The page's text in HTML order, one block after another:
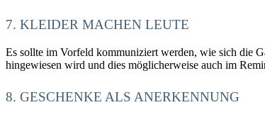
7. KLEIDER MACHEN LEUTE
Es sollte im Vorfeld kommuniziert werden, wie sich die
hingewiesen wird und dies möglicherweise auch im
8. GESCHENKE ALS ANERKENNUNG